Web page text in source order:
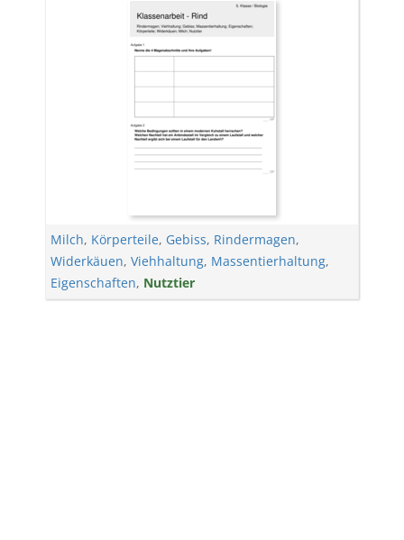
Milch, Körperteile, Gebiss, Rindermagen,
Widerkäuen, Viehhaltung, Massentierhaltung,
Eigenschaften, Nutztier